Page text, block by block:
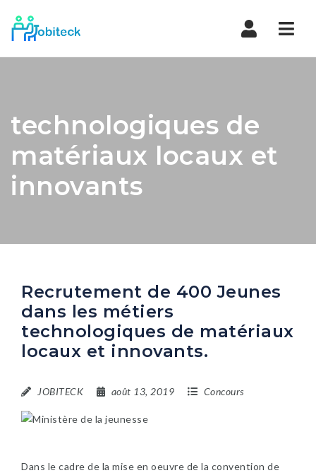
technologiques de
matériaux locaux et
innovants
Recrutement de 400 Jeunes
dans les métiers
technologiques de matériaux
locaux et innovants.
JOBITECK août 13, 2019 Concours
Dans le cadre de la mise en oeuvre de la convention de